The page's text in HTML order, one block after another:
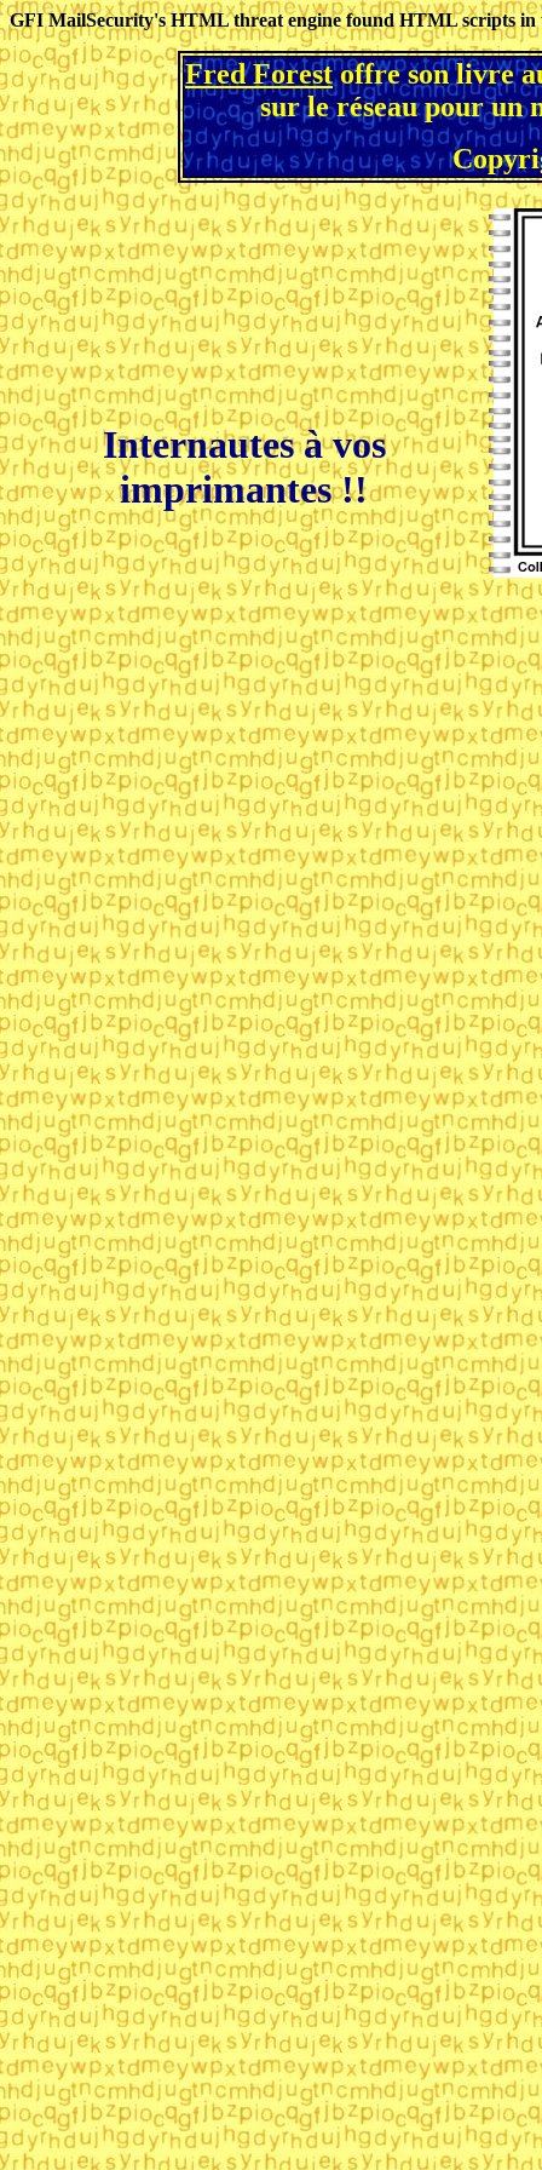
GFI MailSecurity's HTML threat engine found HTML scripts in
Fred Forestoffre son livre
sur le réseau pour un
Internautes à vos
imprimantes !!